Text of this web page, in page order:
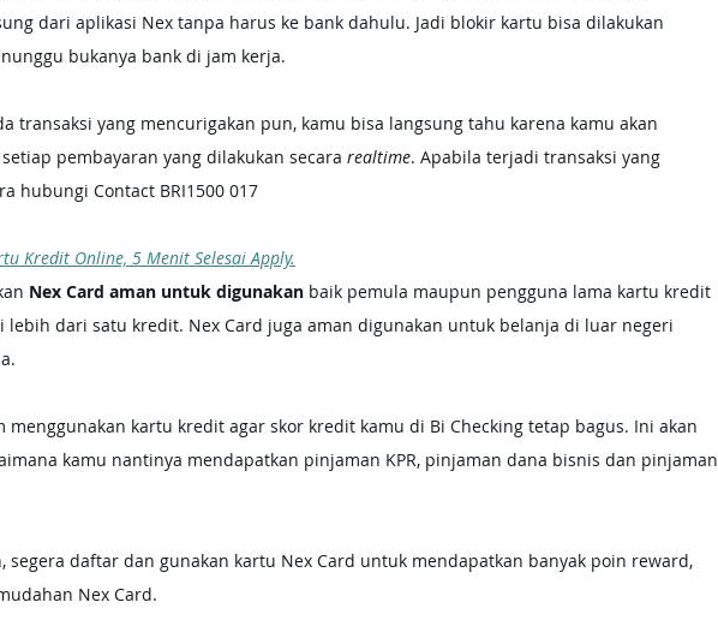
dari aplikasi Nex tanpa harus ke bank dahulu. Jadi blokir kartu bisa dilakukan
bukanya bank di jam kerja.
transaksi yang mencurigakan pun, kamu bisa langsung tahu karena kamu akan
pembayaran yang dilakukan secara realtime. Apabila terjadi transaksi yang
hubungi Contact BRI1500 017
Kredit Online, 5 Menit Selesai Apply.
Nex Card aman untuk digunakan baik pemula maupun pengguna lama kartu kredit
lebih dari satu kredit. Nex Card juga aman digunakan untuk belanja di luar negeri
menggunakan kartu kredit agar skor kredit kamu di Bi Checking tetap bagus. Ini akan
kamu nantinya mendapatkan pinjaman KPR, pinjaman dana bisnis dan pinjaman
segera daftar dan gunakan kartu Nex Card untuk mendapatkan banyak poin reward,
Nex Card.